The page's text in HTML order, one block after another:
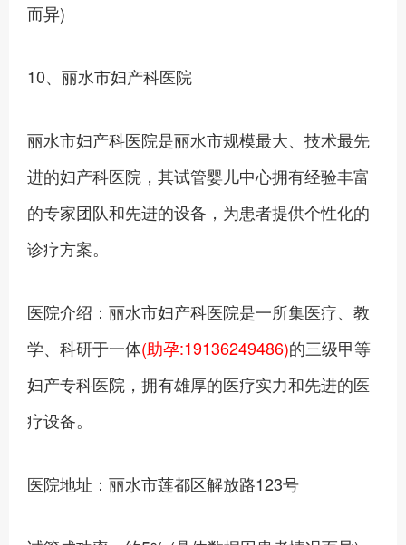
而异)
10、丽水市妇产科医院
丽水市妇产科医院是丽水市规模最大、技术最先
进的妇产科医院，其试管婴儿中心拥有经验丰富
的专家团队和先进的设备，为患者提供个性化的
诊疗方案。
医院介绍：丽水市妇产科医院是一所集医疗、教
学、科研于一体(助孕:19136249486)的三级甲等
妇产专科医院，拥有雄厚的医疗实力和先进的医
疗设备。
医院地址：丽水市莲都区解放路123号